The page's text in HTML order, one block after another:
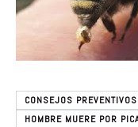
CONSEJOS PREVENTIVOS
HOMBRE MUERE POR